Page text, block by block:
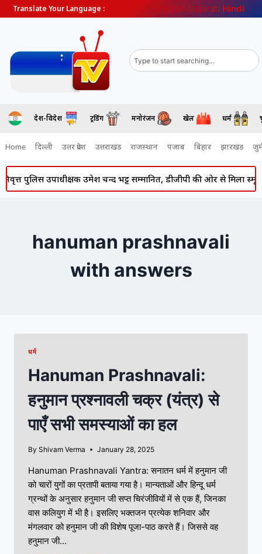
Translate Your Language : English Gujarati Hindi
देश-विदेश ट्रेंडिंग मनोरंजन खेल धर्म
Home दिल्ली उत्तर प्रदेश उत्तराखंड राजस्थान पंजाब बिहार झारखंड
पुलिस उपाधीक्षक उमेश चन्द भट्ट सम्मानित, डीजीपी की ओर से मिला स्मृति
hanuman prashnavali
with answers
धर्म
Hanuman Prashnavali:
हनुमान प्रश्नावली चक्र (यंत्र) से
पाएँ सभी समस्याओं का हल
By Shivam Verma January 28, 2025
Hanuman Prashnavali Yantra: सनातन धर्म में हनुमान जी
को चारों युगों का प्रतापी बताया गया है। मान्यताओं और हिन्दू धर्म
ग्रन्थों के अनुसार हनुमान जी सप्त चिरंजीवियों में से एक हैं, जिनका
वास कलियुग में भी है। इसलिए भक्तजन प्रत्येक शनिवार और
मंगलवार को हनुमान जी की विशेष पूजा-पाठ करते हैं। जिससे वह
हनुमान जी…